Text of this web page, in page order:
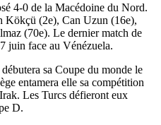
4-0 de la Macédoine du Nord.
Kökçü (2e), Can Uzun (16e),
(70e). Le dernier match de
juin face au Vénézuela.
sa Coupe du monde le
entamera elle sa compétition
Les Turcs défieront eux
D.